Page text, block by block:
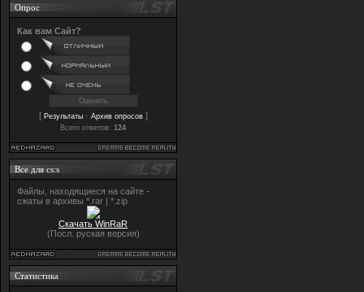
Опрос
Как вам Сайт?
[ Результаты· Архив опросов]
Всего ответов: 124
Все для cs:s
Файлы, находящиеся на сайте -
сжаты в архивы *.rar | *.zip
Скачать WinRaR
(Посл. руская версия)
Статистика